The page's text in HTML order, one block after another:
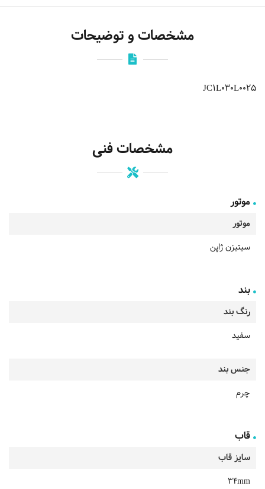
مشخصات و توضیحات
JC1L030L0025
مشخصات فنی
موتور
موتور
سیتیزن ژاپن
بند
رنگ بند
سفید
جنس بند
چرم
قاب
سایز قاب
34mm